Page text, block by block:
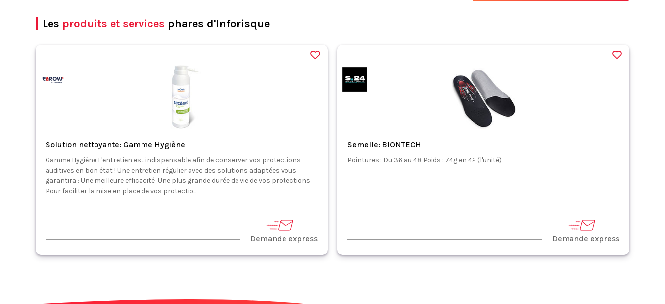
Les produits et services phares d'Inforisque
Solution nettoyante: Gamme Hygiène
Gamme Hygiène L'entretien est indispensable afin de conserver vos protections
auditives en bon état ! Une entretien régulier avec des solutions adaptées vous
garantira : Une meilleure efficacité Une plus grande durée de vie de vos protections
Pour faciliter la mise en place de vos protectio...
Demande express
Semelle: BIONTECH
Pointures : Du 36 au 48 Poids : 74g en 42 (l'unité)
Demande express